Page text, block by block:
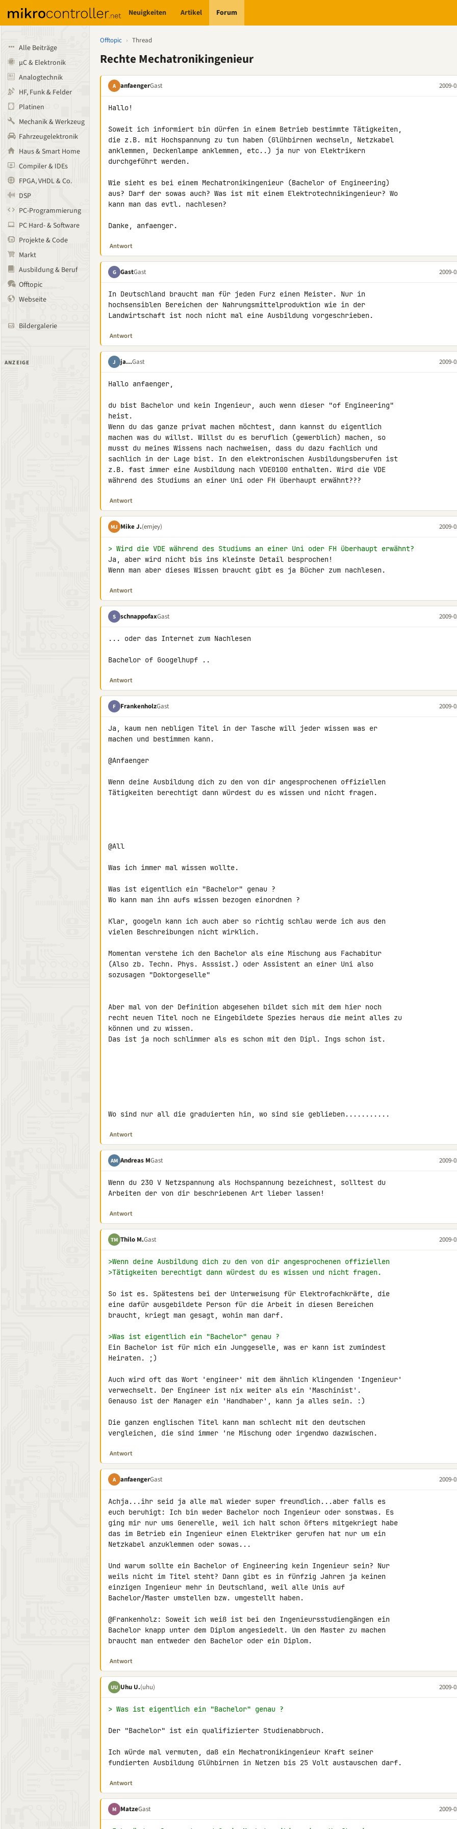
Neuigkeiten Artikel Forum
Alle Beiträge
µC & Elektronik
Analogtechnik
HF, Funk & Felder
Platinen
Mechanik & Werkzeug
Fahrzeugelektronik
Haus & Smart Home
Compiler & IDEs
FPGA, VHDL & Co.
DSP
PC-Programmierung
PC Hard- & Software
Projekte & Code
Markt
Ausbildung & Beruf
Offtopic
Webseite
Bildergalerie
ANZEIGE
Offtopic › Thread
Rechte Mechatronikingenieur
A anfaengerGast 2009-
Hallo!
Soweit ich informiert bin dürfen in einem Betrieb bestimmte Tätigkeiten,
die z.B. mit Hochspannung zu tun haben (Glühbirnen wechseln, Netzkabel
anklemmen, Deckenlampe anklemmen, etc..) ja nur von Elektrikern
durchgeführt werden.
Wie sieht es bei einem Mechatronikingenieur (Bachelor of Engineering)
aus? Darf der sowas auch? Was ist mit einem Elektrotechnikingenieur? Wo
kann man das evtl. nachlesen?
Danke, anfaenger.
Antwort
G GastGast 2009-
In Deutschland braucht man für jeden Furz einen Meister. Nur in
hochsensiblen Bereichen der Nahrungsmittelproduktion wie in der
Landwirtschaft ist noch nicht mal eine Ausbildung vorgeschrieben.
Antwort
J ja...Gast 2009-
Hallo anfaenger,
du bist Bachelor und kein Ingenieur, auch wenn dieser "of Engineering"
heist.
Wenn du das ganze privat machen möchtest, dann kannst du eigentlich
machen was du willst. Willst du es beruflich (gewerblich) machen, so
musst du meines Wissens nach nachweisen, dass du dazu fachlich und
sachlich in der Lage bist. In den elektronischen Ausbildungsberufen ist
z.B. fast immer eine Ausbildung nach VDE0100 enthalten. Wird die VDE
während des Studiums an einer Uni oder FH überhaupt erwähnt???
Antwort
MJ Mike J.(emjey) 2009-
> Wird die VDE während des Studiums an einer Uni oder FH überhaupt erwähnt?
Ja, aber wird nicht bis ins kleinste Detail besprochen!
Wenn man aber dieses Wissen braucht gibt es ja Bücher zum nachlesen.
Antwort
S schnappofaxGast 2009-
... oder das Internet zum Nachlesen
Bachelor of Googelhupf ..
Antwort
F FrankenholzGast 2009-
Ja, kaum nen nebligen Titel in der Tasche will jeder wissen was er
machen und bestimmen kann.
@Anfaenger
Wenn deine Ausbildung dich zu den von dir angesprochenen offiziellen
Tätigkeiten berechtigt dann würdest du es wissen und nicht fragen.
@All
Was ich immer mal wissen wollte.
Was ist eigentlich ein "Bachelor" genau ?
Wo kann man ihn aufs wissen bezogen einordnen ?
Klar, googeln kann ich auch aber so richtig schlau werde ich aus den
vielen Beschreibungen nicht wirklich.
Momentan verstehe ich den Bachelor als eine Mischung aus Fachabitur
(Also zb. Techn. Phys. Asssist.) oder Assistent an einer Uni also
sozusagen "Doktorgeselle"
Aber mal von der Definition abgesehen bildet sich mit dem hier noch
recht neuen Titel noch ne Eingebildete Spezies heraus die meint alles zu
können und zu wissen.
Das ist ja noch schlimmer als es schon mit den Dipl. Ings schon ist.
Wo sind nur all die graduierten hin, wo sind sie geblieben...........
Antwort
AM Andreas MGast 2009-
Wenn du 230 V Netzspannung als Hochspannung bezeichnest, solltest du
Arbeiten der von dir beschriebenen Art lieber lassen!
Antwort
TM Thilo M.Gast 2009-
>Wenn deine Ausbildung dich zu den von dir angesprochenen offiziellen
>Tätigkeiten berechtigt dann würdest du es wissen und nicht fragen.
So ist es. Spätestens bei der Unterweisung für Elektrofachkräfte, die
eine dafür ausgebildete Person für die Arbeit in diesen Bereichen
braucht, kriegt man gesagt, wohin man darf.
>Was ist eigentlich ein "Bachelor" genau ?
Ein Bachelor ist für mich ein Junggeselle, was er kann ist zumindest
Heiraten. ;)
Auch wird oft das Wort 'engineer' mit dem ähnlich klingenden 'Ingenieur'
verwechselt. Der Engineer ist nix weiter als ein 'Maschinist'.
Genauso ist der Manager ein 'Handhaber', kann ja alles sein. :)
Die ganzen englischen Titel kann man schlecht mit den deutschen
vergleichen, die sind immer 'ne Mischung oder irgendwo dazwischen.
Antwort
A anfaengerGast 2009-
Achja...ihr seid ja alle mal wieder super freundlich...aber falls es
euch beruhigt: Ich bin weder Bachelor noch Ingenieur oder sonstwas. Es
ging mir nur ums Generelle, weil ich halt schon öfters mitgekriegt habe
das im Betrieb ein Ingenieur einen Elektriker gerufen hat nur um ein
Netzkabel anzuklemmen oder sowas...
Und warum sollte ein Bachelor of Engineering kein Ingenieur sein? Nur
weils nicht im Titel steht? Dann gibt es in fünfzig Jahren ja keinen
einzigen Ingenieur mehr in Deutschland, weil alle Unis auf
Bachelor/Master umstellen bzw. umgestellt haben.
@Frankenholz: Soweit ich weiß ist bei den Ingenieursstudiengängen ein
Bachelor knapp unter dem Diplom angesiedelt. Um den Master zu machen
braucht man entweder den Bachelor oder ein Diplom.
Antwort
UU Uhu U.(uhu) 2009-
> Was ist eigentlich ein "Bachelor" genau ?
Der "Bachelor" ist ein qualifizierter Studienabbruch.
Ich würde mal vermuten, daß ein Mechatronikingenieur Kraft seiner
fundierten Ausbildung Glühbirnen in Netzen bis 25 Volt austauschen darf.
Antwort
M MatzeGast 2009-